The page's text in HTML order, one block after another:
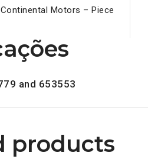
Motors – Piece
and 653553
products